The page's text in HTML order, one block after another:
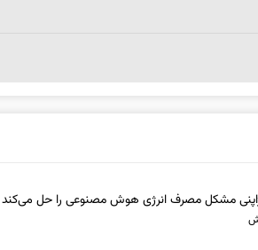
مشکل مصرف انرژی هوش مصنوعی را حل می‌کند